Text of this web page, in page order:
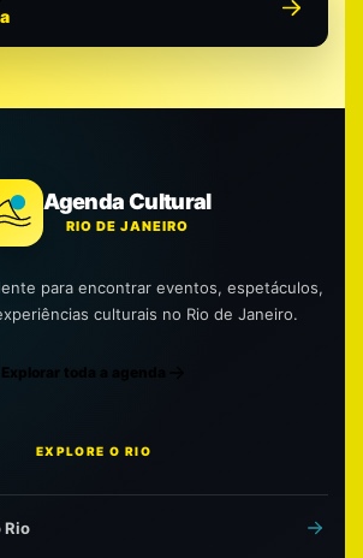
Agenda Cultural
RIO DE JANEIRO
para encontrar eventos, espetáculos,
culturais no Rio de Janeiro.
Explorar toda a agenda
EXPLORE O RIO
Rio